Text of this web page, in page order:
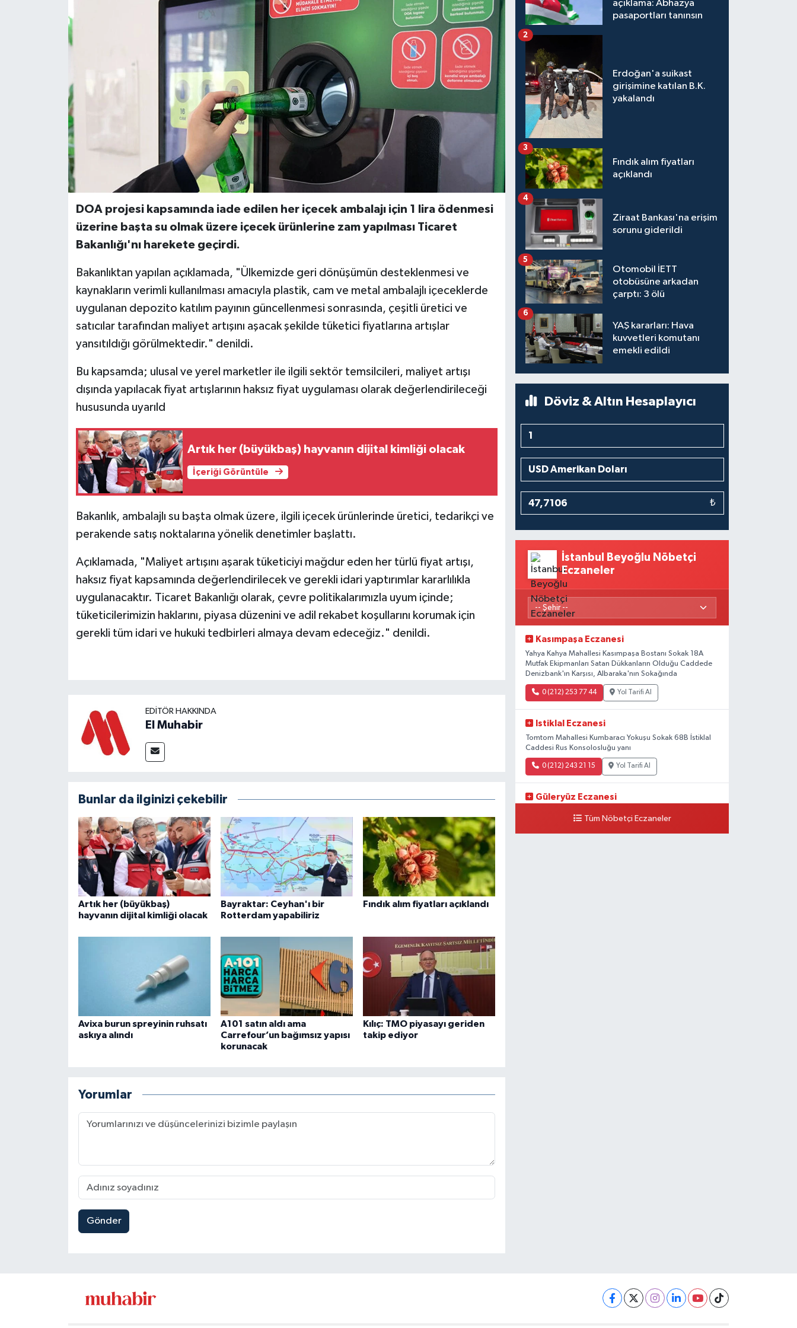
DOA projesi kapsamında iade edilen her içecek ambalajı için 1 lira ödenmesi
üzerine başta su olmak üzere içecek ürünlerine zam yapılması Ticaret
Bakanlığı'nı harekete geçirdi.
Bakanlıktan yapılan açıklamada, "Ülkemizde geri dönüşümün desteklenmesi ve
kaynakların verimli kullanılması amacıyla plastik, cam ve metal ambalajlı içeceklerde
uygulanan depozito katılım payının güncellenmesi sonrasında, çeşitli üretici ve
satıcılar tarafından maliyet artışını aşacak şekilde tüketici fiyatlarına artışlar
yansıtıldığı görülmektedir." denildi.
Bu kapsamda; ulusal ve yerel marketler ile ilgili sektör temsilcileri, maliyet artışı
dışında yapılacak fiyat artışlarının haksız fiyat uygulaması olarak değerlendirileceği
hususunda uyarıld
Artık her (büyükbaş) hayvanın dijital kimliği olacak
İçeriği Görüntüle
Bakanlık, ambalajlı su başta olmak üzere, ilgili içecek ürünlerinde üretici, tedarikçi ve
perakende satış noktalarına yönelik denetimler başlattı.
Açıklamada, "Maliyet artışını aşarak tüketiciyi mağdur eden her türlü fiyat artışı,
haksız fiyat kapsamında değerlendirilecek ve gerekli idari yaptırımlar kararlılıkla
uygulanacaktır. Ticaret Bakanlığı olarak, çevre politikalarımızla uyum içinde;
tüketicilerimizin haklarını, piyasa düzenini ve adil rekabet koşullarını korumak için
gerekli tüm idari ve hukuki tedbirleri almaya devam edeceğiz." denildi.
EDITÖR HAKKINDA
El Muhabir
Bunlar da ilginizi çekebilir
Artık her (büyükbaş)
hayvanın dijital kimliği olacak
Bayraktar: Ceyhan'ı bir
Rotterdam yapabiliriz
Fındık alım fiyatları açıklandı
Avixa burun spreyinin ruhsatı
askıya alındı
A101 satın aldı ama
Carrefour’un bağımsız yapısı
korunacak
Kılıç: TMO piyasayı geriden
takip ediyor
Yorumlar
Gönder
açıklama: Abhazya
pasaportları tanınsın
Erdoğan'a suikast
girişimine katılan B.K.
yakalandı
2
Fındık alım fiyatları
açıklandı
3
Ziraat Bankası'na erişim
sorunu giderildi
4
Otomobil İETT
otobüsüne arkadan
çarptı: 3 ölü
5
YAŞ kararları: Hava
kuvvetleri komutanı
emekli edildi
6
Döviz & Altın Hesaplayıcı
₺
İstanbul Beyoğlu Nöbetçi
Eczaneler
Kasımpaşa Eczanesi
Yahya Kahya Mahallesi Kasımpaşa Bostanı Sokak 18A
Mutfak Ekipmanları Satan Dükkanların Olduğu Caddede
Denizbank'ın Karşısı, Albaraka'nın Sokağında
0 (212) 253 77 44 Yol Tarifi Al
Istiklal Eczanesi
Tomtom Mahallesi Kumbaracı Yokuşu Sokak 68B İstiklal
Caddesi Rus Konsolosluğu yanı
0 (212) 243 21 15 Yol Tarifi Al
Güleryüz Eczanesi
Arkası-kalaycıbahçe Meydana Doğru
Tüm Nöbetçi Eczaneler